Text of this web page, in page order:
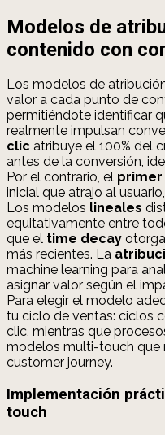
Modelos de
contenido con
Los modelos de
valor a cada punto de
permitiéndote identificar
realmente impulsan
clic atribuye el 100% del
antes de la conversión,
Por el contrario, el primer
inicial que atrajo al
Los modelos lineales
equitativamente entre
que el time decay
más recientes. La
machine learning para
asignar valor según el
Para elegir el modelo
tu ciclo de ventas: ciclos
clic, mientras que
modelos multi-touch que
customer journey.
Implementación
touch